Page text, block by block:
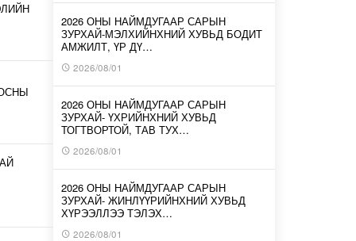
2026 ОНЫ НАЙМДУГААР САРЫН
ЗУРХАЙ-МЭЛХИЙНХНИЙ ХУВЬД БОДИТ
АМЖИЛТ, ҮР ДҮ…
2026/08/01
2026 ОНЫ НАЙМДУГААР САРЫН
ЗУРХАЙ- ҮХРИЙНХНИЙ ХУВЬД
ТОГТВОРТОЙ, ТАВ ТУХ…
2026/08/01
2026 ОНЫ НАЙМДУГААР САРЫН
ЗУРХАЙ- ЖИНЛҮҮРИЙНХНИЙ ХУВЬД
ХҮРЭЭЛЛЭЭ ТЭЛЭХ…
2026/08/01